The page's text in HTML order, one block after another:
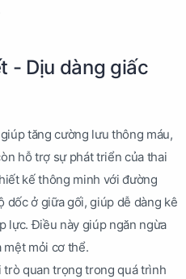
- Dịu dàng giấc
tăng cường lưu thông máu,
hỗ trợ sự phát triển của thai
kế thông minh với đường
dốc ở giữa gối, giúp dễ dàng kê
lực. Điều này giúp ngăn ngừa
mệt mỏi cơ thể.
trò quan trọng trong quá trình